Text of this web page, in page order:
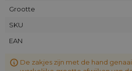
Grootte
SKU
EAN
De zakjes zijn met de hand